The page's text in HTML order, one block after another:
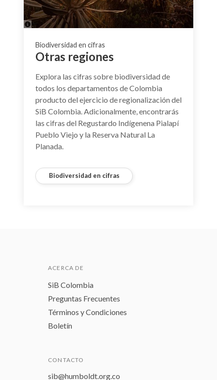
Biodiversidad en cifras
Otras regiones
Explora las cifras sobre biodiversidad de
todos los departamentos de Colombia
producto del ejercicio de regionalización del
SiB Colombia. Adicionalmente, encontrarás
las cifras del Regustardo Indígenena Pialapí
Pueblo Viejo y la Reserva Natural La
Planada.
Biodiversidad en cifras
ACERCA DE
SiB Colombia
Preguntas Frecuentes
Términos y Condiciones
Boletín
CONTACTO
sib@humboldt.org.co